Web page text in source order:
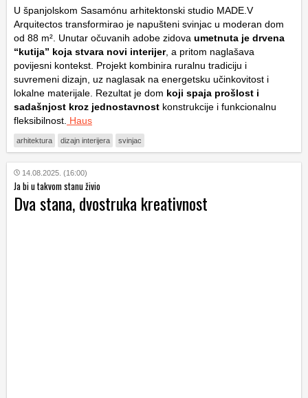
U španjolskom Sasamónu arhitektonski studio MADE.V
Arquitectos transformirao je napušteni svinjac u moderan dom
od 88 m². Unutar očuvanih adobe zidova umetnuta je drvena
“kutija” koja stvara novi interijer, a pritom naglašava
povijesni kontekst. Projekt kombinira ruralnu tradiciju i
suvremeni dizajn, uz naglasak na energetsku učinkovitost i
lokalne materijale. Rezultat je dom koji spaja prošlost i
sadašnjost kroz jednostavnost konstrukcije i funkcionalnu
fleksibilnost. Haus
arhitektura dizajn interijera svinjac
14.08.2025. (16:00)
Ja bi u takvom stanu živio
Dva stana, dvostruka kreativnost